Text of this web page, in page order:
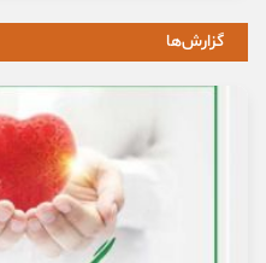
نخستین بیمارستان چشم‌پزشکی
گزارش‌ها